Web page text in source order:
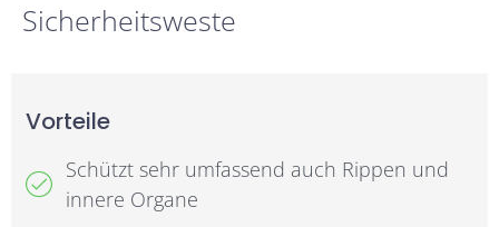
Sicherheitsweste
Vorteile
Schützt sehr umfassend auch Rippen und
innere Organe